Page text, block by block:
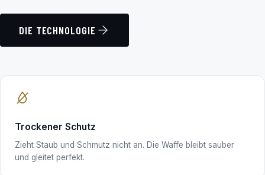
DIE TECHNOLOGIE
Trockener Schutz
Zieht Staub und Schmutz nicht an. Die Waffe bleibt sauber
und gleitet perfekt.